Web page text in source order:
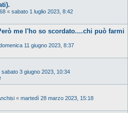
« sabato 1 luglio 2023, 8:42
me l'ho so scordato....chi può farmi
11 giugno 2023, 8:37
sabato 3 giugno 2023, 10:34
« martedì 28 marzo 2023, 15:18